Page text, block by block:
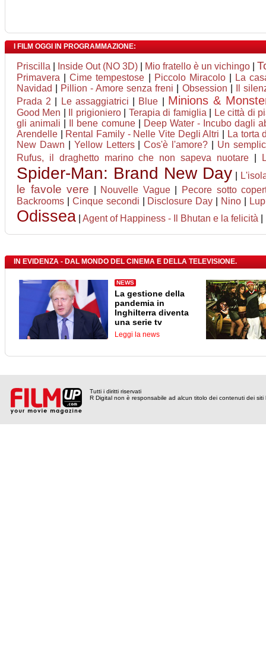
I FILM OGGI IN PROGRAMMAZIONE:
Priscilla Inside Out (NO 3D) Mio fratello è un vichingo
Primavera |Cime tempestose Piccolo Miracolo|
La
Navidad
Pillion - Amore senza freni Obsession
Il
Prada 2
Le assaggiatrici Blue Minions &
Good Men Il prigioniero| Terapia di famiglia
Le città di
gli animali
Il bene comune|
Deep Water - Incubo dagli
Arendelle
Rental Family - Nelle Vite Degli Altri
La torta
New Dawn
Yellow Letters|Cos'è l'amore?
Un
Rufus, il draghetto marino che non sapeva nuotare|
Spider-Man: Brand New Day
le favole vere Nouvelle Vague|
Pecore sotto
Backrooms
Cinque secondi Disclosure Day Nino
Odissea Agent of Happiness - Il Bhutan e la felicità
IN EVIDENZA - DAL MONDO DEL CINEMA E DELLA TELEVISIONE.
NEWS
La gestione della
pandemia in
Inghilterra diventa
una serie tv
Leggi la news
Tutti i diritti riservati
R Digital non è responsabile ad alcun titolo dei contenuti dei siti